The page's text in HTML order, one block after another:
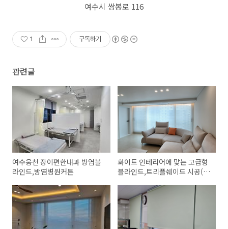
여수시 쌍봉로 116
1 구독하기
관련글
여수웅천 장이편한내과 방염블
라인드,방염병원커튼
화이트 인테리어에 맞는 고급형
블라인드,트리플쉐이드 시공(여